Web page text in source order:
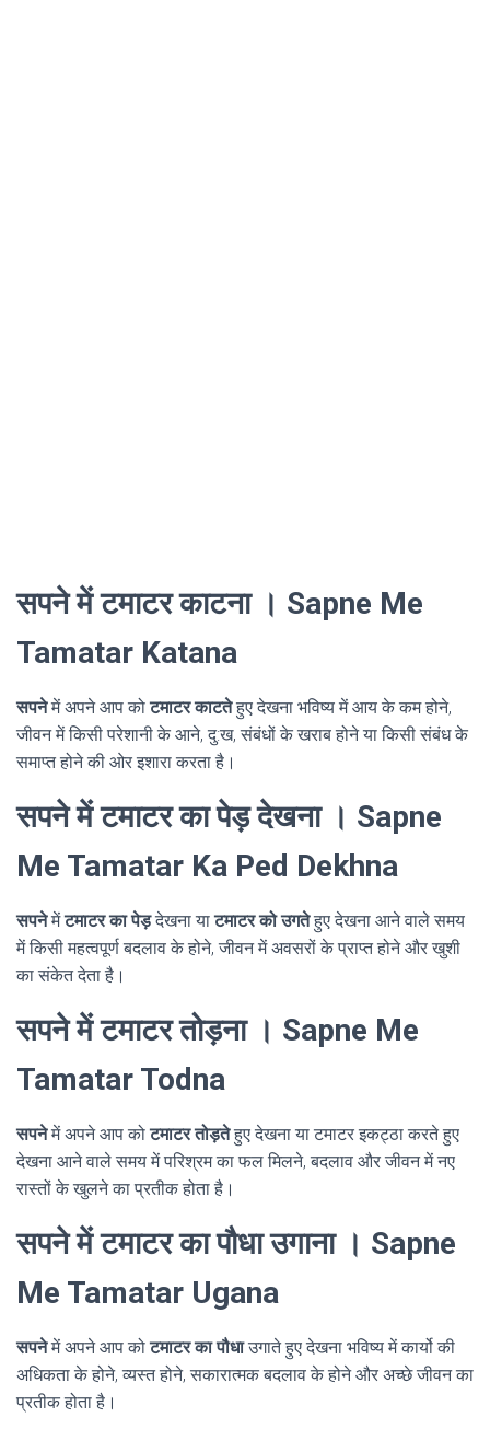
सपने में टमाटर काटना । Sapne Me
Tamatar Katana
सपनेमें अपने आप कोटमाटर काटतेहुए देखना भविष्य में आय के कम होने,
जीवन में किसी परेशानी के आने, दु:ख, संबंधों के खराब होने या किसी संबंध के
समाप्त होने की ओर इशारा करता है।
सपने में टमाटर का पेड़ देखना । Sapne
Me Tamatar Ka Ped Dekhna
सपनेमेंटमाटर का पेड़देखना याटमाटर को उगतेहुए देखना आने वाले समय
में किसी महत्वपूर्ण बदलाव के होने, जीवन में अवसरों के प्राप्त होने और खुशी
का संकेत देता है।
सपने में टमाटर तोड़ना । Sapne Me
Tamatar Todna
सपनेमें अपने आप कोटमाटर तोड़तेहुए देखना या टमाटर इकट्ठा करते हुए
देखना आने वाले समय में परिश्रम का फल मिलने, बदलाव और जीवन में नए
रास्तों के खुलने का प्रतीक होता है।
सपने में टमाटर का पौधा उगाना । Sapne
Me Tamatar Ugana
सपनेमें अपने आप कोटमाटर का पौधाउगाते हुए देखना भविष्य में कार्यो की
अधिकता के होने, व्यस्त होने, सकारात्मक बदलाव के होने और अच्छे जीवन का
प्रतीक होता है।